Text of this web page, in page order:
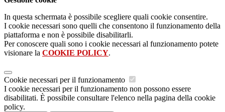
In questa schermata è possibile scegliere quali cookie consentire.
I cookie necessari sono quelli che consentono il funzionamento della
piattaforma e non è possibile disabilitarli.
Per conoscere quali sono i cookie necessari al funzionamento potete
visionare la COOKIE POLICY.
Cookie necessari per il funzionamento
I cookie necessari per il funzionamento non possono essere
disabilitati. È possibile consultare l'elenco nella pagina della cookie
policy.